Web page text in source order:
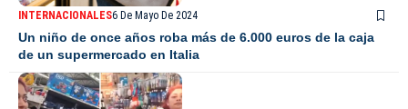
INTERNACIONALES6 De Mayo De 2024
Un niño de once años roba más de 6.000 euros de la caja
de un supermercado en Italia